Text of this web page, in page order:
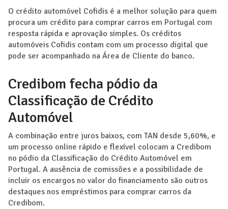
O crédito automóvel Cofidis é a melhor solução para quem
procura um crédito para comprar carros em Portugal com
resposta rápida e aprovação simples. Os créditos
automóveis Cofidis contam com um processo digital que
pode ser acompanhado na Área de Cliente do banco.
Credibom fecha pódio da
Classificação de Crédito
Automóvel
A combinação entre juros baixos, com TAN desde 5,60%, e
um processo online rápido e flexível colocam a Credibom
no pódio da Classificação do Crédito Automóvel em
Portugal. A ausência de comissões e a possibilidade de
incluir os encargos no valor do financiamento são outros
destaques nos empréstimos para comprar carros da
Credibom.